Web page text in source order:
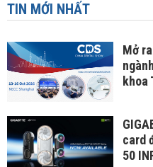
TIN MỚI NHẤT
Mở
khoa
card
50